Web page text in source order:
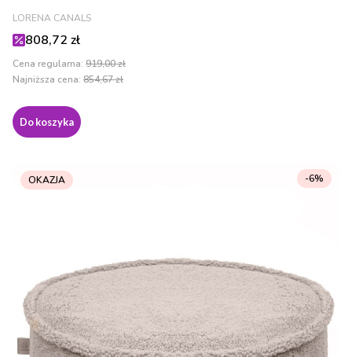
PRODUCENT
LORENA CANALS
Cena promocyjna
808,72 zł
Cena regularna: 919,00 zł
Najniższa cena: 854,67 zł
Do koszyka
OKAZJA -6%